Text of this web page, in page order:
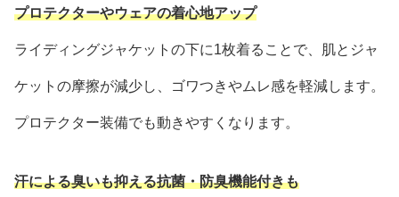
プロテクターやウェアの着心地アップ
ライディングジャケットの下に1枚着ることで、肌とジャ
ケットの摩擦が減少し、ゴワつきやムレ感を軽減します。
プロテクター装備でも動きやすくなります。
汗による臭いも抑える抗菌・防臭機能付きも